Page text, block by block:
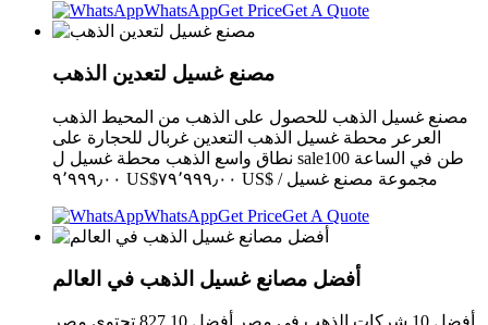
WhatsAppGet PriceGet A Quote
مصنع غسيل لتعدين الذهب
مصنع غسيل الذهب للحصول على الذهب من المحيط الذهب
العرعر محطة غسيل الذهب التعدين غربال للحجارة على
نطاق واسع الذهب محطة غسيل ل sale100 طن في الساعة
٩٬٩٩٩٫٠٠ US$٧٩٬٩٩٩٫٠٠ US$ / مجموعة مصنع غسيل
WhatsAppGet PriceGet A Quote
أفضل مصانع غسيل الذهب في العالم